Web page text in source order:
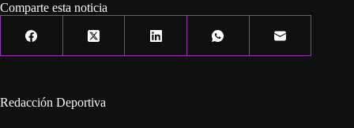
Comparte esta noticia
Redacción Deportiva